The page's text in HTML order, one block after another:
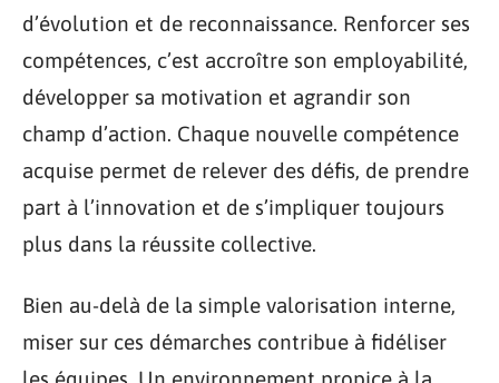
d’évolution et de reconnaissance. Renforcer ses
compétences, c’est accroître son employabilité,
développer sa motivation et agrandir son
champ d’action. Chaque nouvelle compétence
acquise permet de relever des défis, de prendre
part à l’innovation et de s’impliquer toujours
plus dans la réussite collective.
Bien au-delà de la simple valorisation interne,
miser sur ces démarches contribue à fidéliser